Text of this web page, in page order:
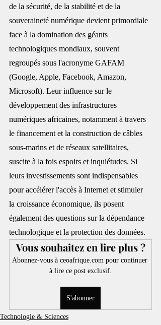
de la sécurité, de la stabilité et de la
souveraineté numérique devient primordiale
face à la domination des géants
technologiques mondiaux, souvent
regroupés sous l'acronyme GAFAM
(Google, Apple, Facebook, Amazon,
Microsoft). Leur influence sur le
développement des infrastructures
numériques africaines, notamment à travers
le financement et la construction de câbles
sous-marins et de réseaux satellitaires,
suscite à la fois espoirs et inquiétudes. Si
leurs investissements sont indispensables
pour accélérer l'accès à Internet et stimuler
la croissance économique, ils posent
également des questions sur la dépendance
technologique et la protection des données.
Vous souhaitez en lire plus ?
Abonnez-vous à ceoafrique.com pour continuer
à lire ce post exclusif.
S'abonner
Technologie & Sciences